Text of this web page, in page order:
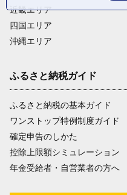
近畿エリア
四国エリア
沖縄エリア
ふるさと納税ガイド
ふるさと納税の基本ガイド
ワンストップ特例制度ガイド
確定申告のしかた
控除上限額シミュレーション
年金受給者・自営業者の方へ